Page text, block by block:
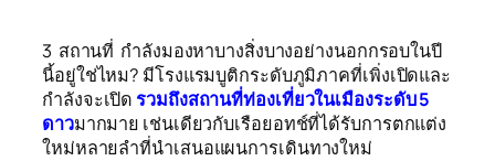
3 สถานที่ กำลังมองหาบางสิ่งบางอย่างนอกกรอบในปี
นี้อยู่ใช่ไหม? มีโรงแรมบูติกระดับภูมิภาคที่เพิ่งเปิดและ
กำลังจะเปิด รวมถึงสถานที่ท่องเที่ยวในเมืองระดับ 5
ดาวมากมาย เช่นเดียวกับเรือยอทช์ที่ได้รับการตกแต่ง
ใหม่หลายลำที่นำเสนอแผนการเดินทางใหม่